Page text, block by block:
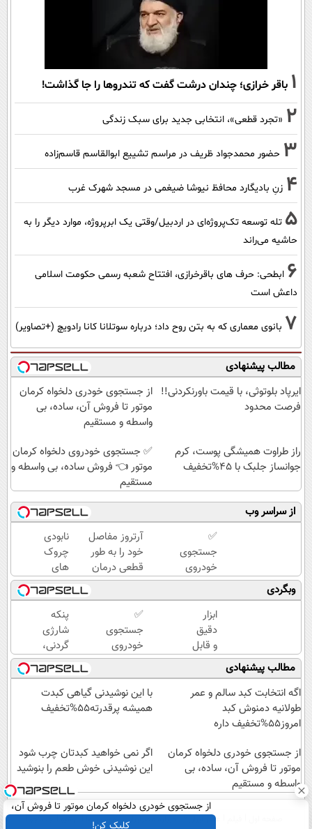
1 باقر خرازی؛ چندان درشت گفت که تندروها را جا گذاشت!
2 «تجرد قطعی»، انتخابی جدید برای سبک زندگی
3 حضور محمدجواد ظریف در مراسم تشییع ابوالقاسم قاسم‌زاده
4 زنِ بادیگارد محافظ نیوشا ضیغمی در مسجد شهرک غرب
5 تله توسعه تک‌پروژه‌ای در اردبیل/وقتی یک ابرپروژه، موارد دیگر را به
حاشیه می‌راند
6 ابطحی: حرف های باقرخرازی، افتتاح شعبه رسمی حکومت اسلامی
داعش است
7 بانوی معماری که به بتن روح داد؛ درباره سوتلانا کانا رادویچ (+تصاویر)
مطالب پیشنهادی
ایرپاد بلوتوثی، با قیمت باورنکردنی!!
فرصت محدود
از جستجوی خودری دلخواه کرمان
موتور تا فروش آن، ساده، بی
واسطه و مستقیم
راز طراوت همیشگی پوست، کرم
جوانساز جلبک با 45%تخفیف
✅ جستجوی خودروی دلخواه کرمان
موتور 👈 فروش ساده، بی واسطه و
مستقیم
از سراسر وب
✅
جستجوی
خودروی
دلخواه
کرمان
موتور 👈
فروش
ساده، بی
واسطه و
مستقیم
آرتروز مفاصل
خود را به طور
قطعی درمان
کنید!
◗پرسش‌نامه◖
نابودی
چروک
های
سطحی
و عمقی
پوست با
کرم
آلمانی(45%تخفیف)
وبگردی
ابزار
دقیق
و قابل
اعتماد
برای
اندازه
فشار
در
خانه
قیمت)
✅
جستجوی
خودروی
دلخواه
کرمان
موتور 👈
فروش
مستقیم
پنکه
شارژی
گردنی،
با
قیمت
باور
نکردنی!
مطالب پیشنهادی
اگه انتخابت کبد سالم و عمر
طولانیه دمنوش کبد
امروز55%تخفیف داره
با این نوشیدنی گیاهی کبدت
همیشه پرقدرته55%تخفیف
از جستجوی خودری دلخواه کرمان
موتور تا فروش آن، ساده، بی
واسطه و مستقیم
اگر نمی خواهید کبدتان چرب شود
این نوشیدنی خوش طعم را بنوشید
از جستجوی خودری دلخواه کرمان موتور تا فروش آن،
ساده، بی واسطه و مستقیم
عصر ایران۲ درباره عصرایران تماس با ما